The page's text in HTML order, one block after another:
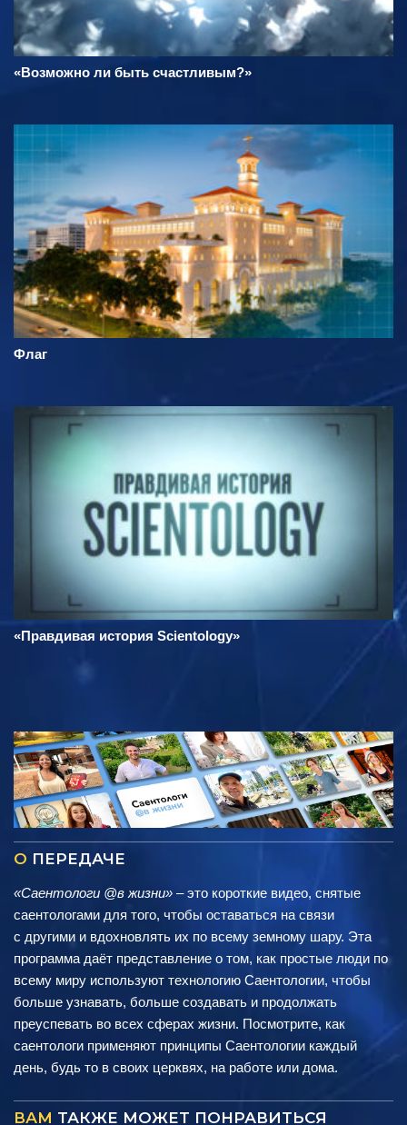
«Возможно ли быть счастливым?»
Флаг
«Правдивая история Scientology»
О ПЕРЕДАЧЕ
«Саентологи @в жизни» – это короткие видео, снятые
саентологами для того, чтобы оставаться на связи
с другими и вдохновлять их по всему земному шару. Эта
программа даёт представление о том, как простые люди по
всему миру используют технологию Саентологии, чтобы
больше узнавать, больше создавать и продолжать
преуспевать во всех сферах жизни. Посмотрите, как
саентологи применяют принципы Саентологии каждый
день, будь то в своих церквях, на работе или дома.
ВАМ ТАКЖЕ МОЖЕТ ПОНРАВИТЬСЯ